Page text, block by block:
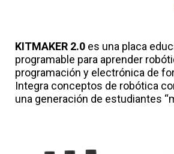
KITMAKER 2.0 es una placa
programable para aprender
programación y electrónica de
Integra conceptos de robótica
una generación de estudiantes